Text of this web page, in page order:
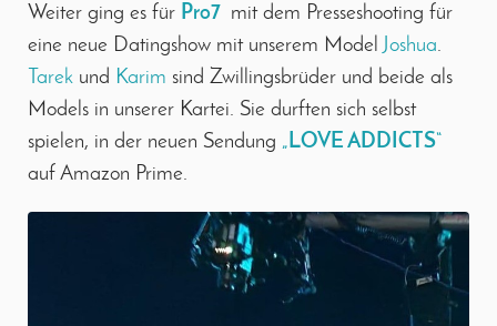
Weiter ging es für Pro7 mit dem Presseshooting für
eine neue Datingshow mit unserem Model Joshua.
Tarek und Karim sind Zwillingsbrüder und beide als
Models in unserer Kartei. Sie durften sich selbst
spielen, in der neuen Sendung „LOVE ADDICTS“
auf Amazon Prime.